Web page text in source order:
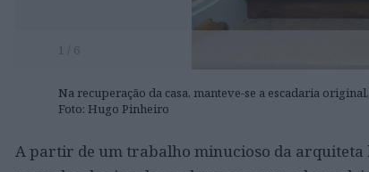
1 / 6
Na recuperação da casa, manteve-se a escadaria
Foto: Hugo Pinheiro
A partir de um trabalho minucioso da